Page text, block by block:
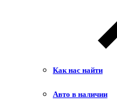
Как нас найти
Авто в наличии